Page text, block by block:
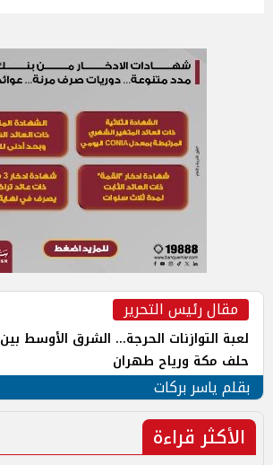
مقال رئيس التحرير
لعبة التوازنات الحرجة... الشرق الأوسط بين
حلف مكة ورياح طهران
بقلم ياسر بركات
الأكثر قراءة